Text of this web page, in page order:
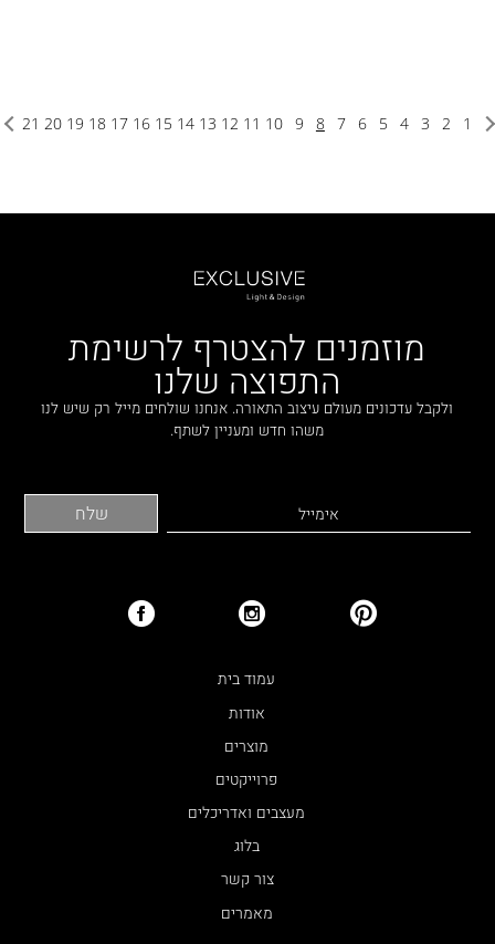
1
2
3
4
5
6
7
8
9
10
11
12
13
14
15
16
17
18
19
20
21
מוזמנים להצטרף לרשימת
התפוצה שלנו
ולקבל עדכונים מעולם עיצוב התאורה. אנחנו שולחים מייל רק שיש לנו
משהו חדש ומעניין לשתף.
עמוד בית
אודות
מוצרים
פרוייקטים
מעצבים ואדריכלים
בלוג
צור קשר
מאמרים